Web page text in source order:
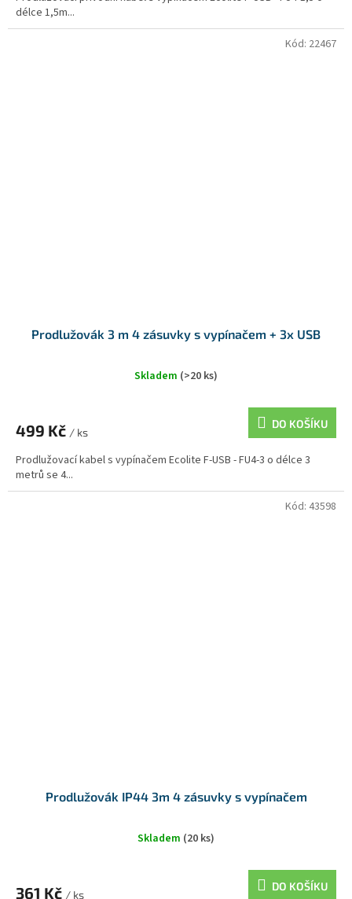
délce 1,5m...
Prodlužovák 3 m 4 zásuvky s vypínačem + 3x USB
Skladem (>20 ks)
499 Kč / ks
DO KOŠÍKU
Prodlužovací kabel s vypínačem Ecolite F-USB - FU4-3 o délce 3
metrů se 4...
Kód: 22467
Prodlužovák IP44 3m 4 zásuvky s vypínačem
Skladem (20 ks)
361 Kč / ks
DO KOŠÍKU
Kód: 43598